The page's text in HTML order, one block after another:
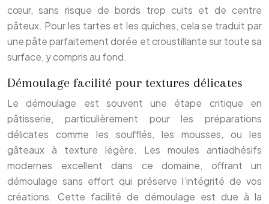
cœur, sans risque de bords trop cuits et de centre
pâteux. Pour les tartes et les quiches, cela se traduit par
une pâte parfaitement dorée et croustillante sur toute sa
surface, y compris au fond.
Démoulage facilité pour textures délicates
Le démoulage est souvent une étape critique en
pâtisserie, particulièrement pour les préparations
délicates comme les soufflés, les mousses, ou les
gâteaux à texture légère. Les moules antiadhésifs
modernes excellent dans ce domaine, offrant un
démoulage sans effort qui préserve l’intégrité de vos
créations. Cette facilité de démoulage est due à la